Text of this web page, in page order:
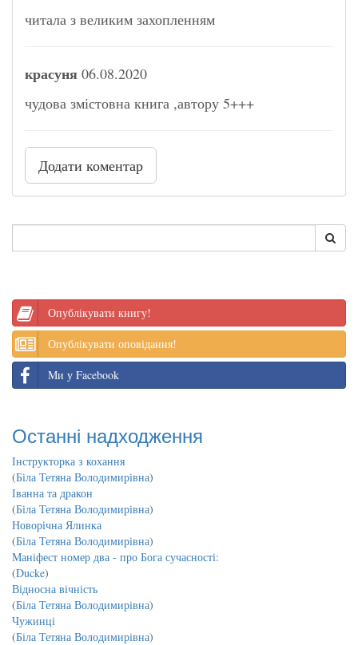
читала з великим захопленням
красуня 06.08.2020
чудова змістовна книга ,автору 5+++
Додати коментар
Опублікувати книгу!
Опублікувати оповідання!
Ми у Facebook
Останні надходження
Інструкторка з кохання
(Біла Тетяна Володимирівна)
Іванна та дракон
(Біла Тетяна Володимирівна)
Новорічна Ялинка
(Біла Тетяна Володимирівна)
Маніфест номер два - про Бога сучасності:
(Ducke)
Відносна вічність
(Біла Тетяна Володимирівна)
Чужинці
(Біла Тетяна Володимирівна)